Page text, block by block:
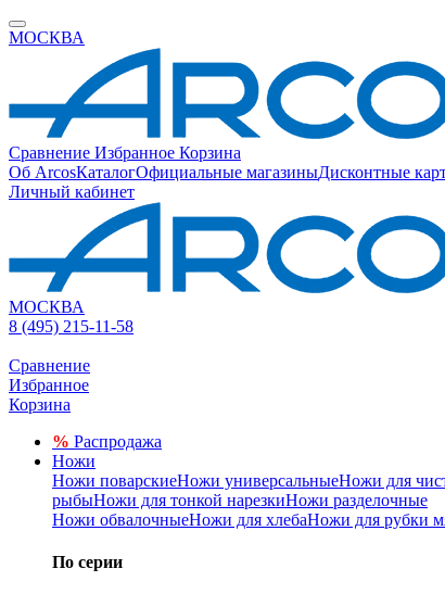
МОСКВА
Сравнение Избранное Корзина
Об ArcosКаталогОфициальные магазиныДисконтные
Личный кабинет
МОСКВА
8 (495) 215-11-58
Сравнение
Избранное
Корзина
% Распродажа
Ножи
Ножи поварскиеНожи универсальныеНожи для
рыбыНожи для тонкой нарезкиНожи разделочные
Ножи обвалочныеНожи для хлебаНожи для рубки
По серии